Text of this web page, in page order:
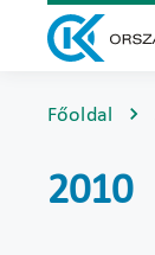
Főoldal
2010